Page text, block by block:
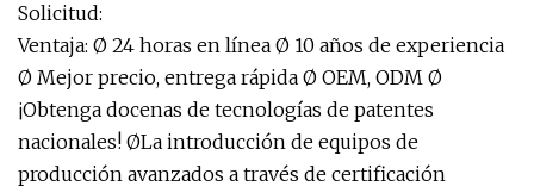
Solicitud:
Ventaja: Ø 24 horas en línea Ø 10 años de experiencia
Ø Mejor precio, entrega rápida Ø OEM, ODM Ø
¡Obtenga docenas de tecnologías de patentes
nacionales! ØLa introducción de equipos de
producción avanzados a través de certificación